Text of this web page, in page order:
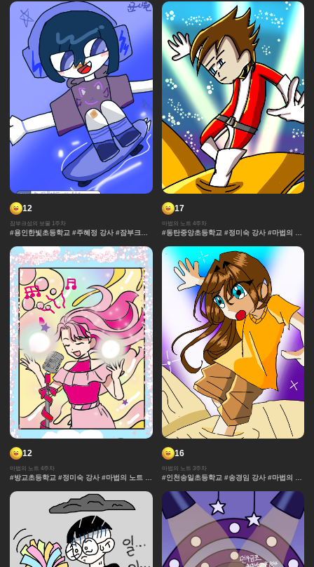
콘티 #날씨 #캐릭터 #아이돌 #액션 #컷만화
#창작 디자인 #마법 #노트 #채색기법 #연출
#무대
날씨 #캐릭터 #아이돌 #액션 #컷만화 #창작
디자인 #마법 #노트 #채색기법 #연출 #무대
12
잠부크섬의 보물 1주차
#용인한빛초등학교 #주혜정 강사 #잠부크섬
험 #마법 #세계관 중세 #보물
17
마법의 노트 4주차
#동탄중앙초등학교 #정미숙 강사 #마법의 노
티 #날씨 #캐릭터 #아이돌 #액션 #컷만화 #
창작 디자인 #마법 #노트 #채색기법 #연출 #
무대
12
마법의 노트 4주차
#방교초등학교 #정미숙 강사 #마법의 노트 #
날씨 #캐릭터 #아이돌 #액션 #컷만화 #창작
디자인 #마법 #노트 #채색기법 #연출 #무대
16
마법의 노트 3주차
#인천송일초등학교 #송경임 강사 #마법의 노
티 #날씨 #캐릭터 #아이돌 #액션 #컷만화 #
개성 #창작 디자인 #마법 #노트 #채색기법 #
댄스 #연출 #무대